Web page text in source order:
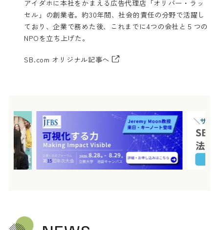
アイダホに本社をかまえる広告代理店「オリバー・ラッ
セル」の創業者。約30年間、社会的責任の分野で活躍し
ており、企業で務めた後、これまでに4つの会社と５つの
NPOを立ち上げた。
SB.com オリジナル記事へ